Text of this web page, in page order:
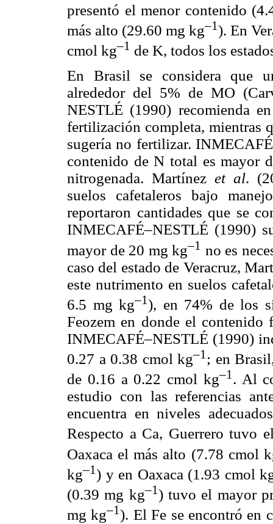
presentó el menor contenido
más alto (29.60 mg kg–1). En
cmol kg–1 de K, todos los
En Brasil se considera que
alrededor del 5% de MO
NESTLÉ (1990) recomienda
fertilización completa, mientras
sugería no fertilizar.
contenido de N total es mayor
nitrogenada. Martínez et al.
suelos cafetaleros bajo
reportaron cantidades que se
INMECAFÉ–NESTLÉ (1990)
mayor de 20 mg kg–1 no es
caso del estado de Veracruz,
este nutrimento en suelos
6.5 mg kg–1), en 74% de los
Feozem en donde el
INMECAFÉ–NESTLÉ (1990)
0.27 a 0.38 cmol kg–1 ; en
de 0.16 a 0.22 cmol kg–1 . Al
estudio con las referencias
encuentra en niveles
Respecto a Ca, Guerrero tuvo
Oaxaca el más alto (7.78 cmol
kg–1) y en Oaxaca (1.93 cmol
(0.39 mg kg–1) tuvo el mayor
mg kg–1). El Fe se encontró en